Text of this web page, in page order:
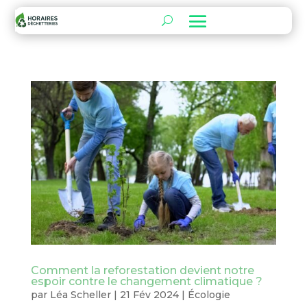
Comment la reforestation devient notre
espoir contre le changement climatique ?
par Léa Scheller| 21 Fév 2024| Écologie